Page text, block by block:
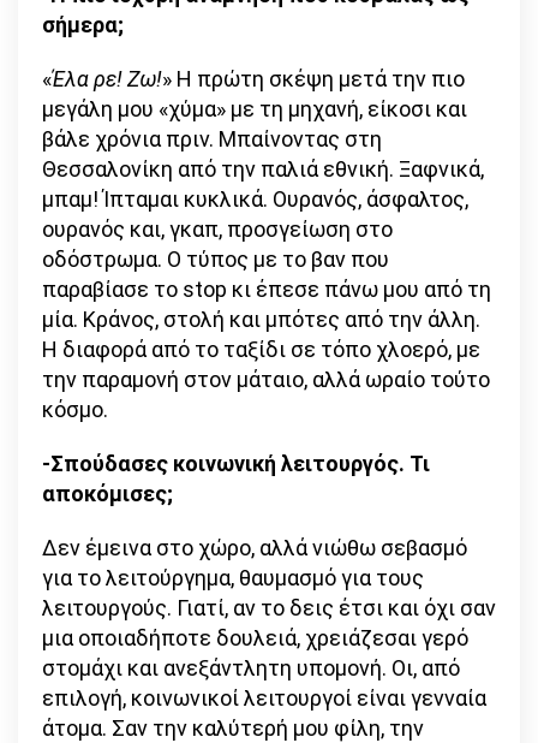
σήμερα;
«Έλα ρε! Ζω!» Η πρώτη σκέψη μετά την πιο
μεγάλη μου «χύμα» με τη μηχανή, είκοσι και
βάλε χρόνια πριν. Μπαίνοντας στη
Θεσσαλονίκη από την παλιά εθνική. Ξαφνικά,
μπαμ! Ίπταμαι κυκλικά. Ουρανός, άσφαλτος,
ουρανός και, γκαπ, προσγείωση στο
οδόστρωμα. Ο τύπος με το βαν που
παραβίασε το stop κι έπεσε πάνω μου από τη
μία. Κράνος, στολή και μπότες από την άλλη.
Η διαφορά από το ταξίδι σε τόπο χλοερό, με
την παραμονή στον μάταιο, αλλά ωραίο τούτο
κόσμο.
-Σπούδασες κοινωνική λειτουργός. Τι
αποκόμισες;
Δεν έμεινα στο χώρο, αλλά νιώθω σεβασμό
για το λειτούργημα, θαυμασμό για τους
λειτουργούς. Γιατί, αν το δεις έτσι και όχι σαν
μια οποιαδήποτε δουλειά, χρειάζεσαι γερό
στομάχι και ανεξάντλητη υπομονή. Οι, από
επιλογή, κοινωνικοί λειτουργοί είναι γενναία
άτομα. Σαν την καλύτερή μου φίλη, την